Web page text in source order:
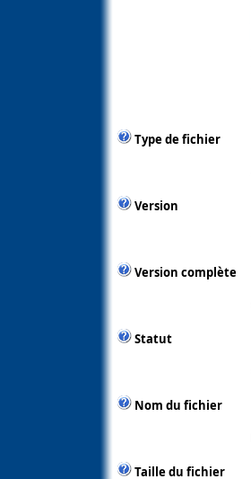
Type de fichier
Version
Version complète
Statut
Nom du fichier
Taille du fichier